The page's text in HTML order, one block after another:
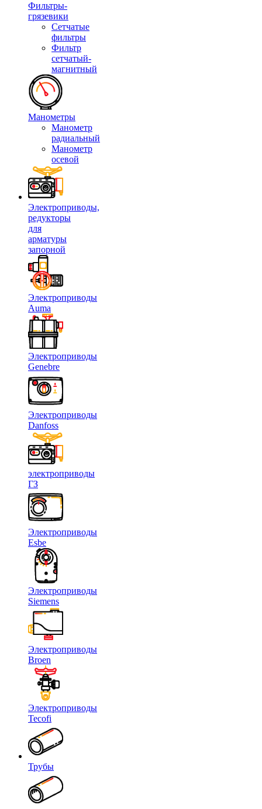
Фильтры-
грязевики
Сетчатые
фильтры
Фильтр
сетчатый-
магнитный
Манометры
Манометр
радиальный
Манометр
осевой
Электроприводы,
редукторы
для
арматуры
запорной
Электроприводы
Auma
Электроприводы
Genebre
Электроприводы
Danfoss
электроприводы
ГЗ
Электроприводы
Esbe
Электроприводы
Siemens
Электроприводы
Broen
Электроприводы
Tecofi
Трубы